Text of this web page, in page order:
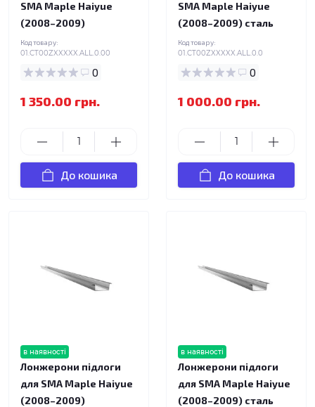
SMA Maple Haiyue
(2008–2009)
Код товару:
01.CT00ZXXXXX.ALL.0.00
0
1 350.00 грн.
До кошика
SMA Maple Haiyue
(2008–2009) сталь
Код товару:
01.CT00ZXXXXX.ALL.0.0
0
1 000.00 грн.
До кошика
в наявності
Лонжерони підлоги
для SMA Maple Haiyue
(2008–2009)
в наявності
Лонжерони підлоги
для SMA Maple Haiyue
(2008–2009) сталь